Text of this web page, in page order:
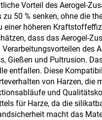
Vorteil des Aerogel-
50 % senken, ohne die
höheren
dass das Aerogel-
des
Gießen und Pultrusion.
entfallen. Diese
von Harzen,
und
für Harze, da die
macht das